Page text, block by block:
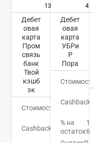
13
Дебет
овая
карта
Пром
связь
банк
Твой
кэшб
эк
Стоимость
Cashback
4
Дебет
овая
карта
УБРи
Р
Пора
Стоимость
Cashback
% на
остаток
1-
6%